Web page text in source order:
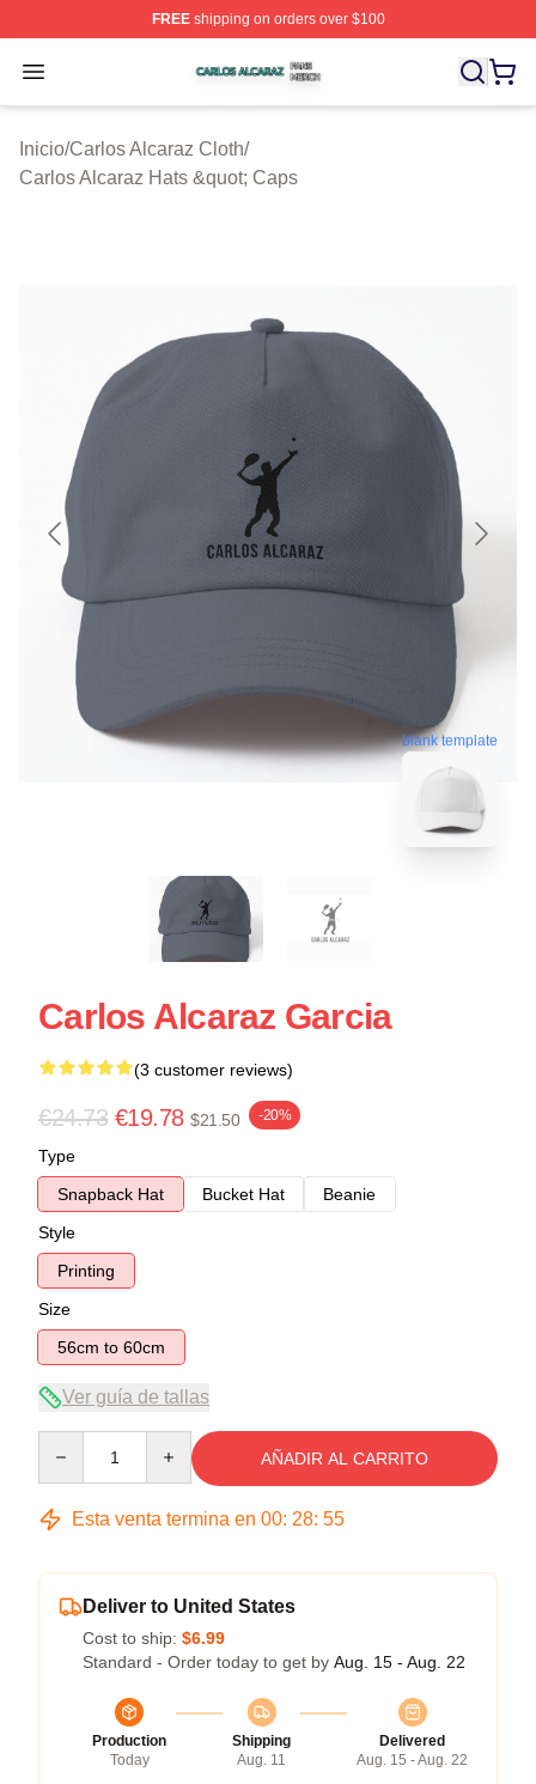
FREEshipping on orders over $100
Open menu
Carlos Alcaraz Shop ⚡️ Officially Licensed Carlos
Inicio/Carlos Alcaraz Cloth/
Carlos Alcaraz Hats &quot; Caps
blank template
Carlos Alcaraz Garcia
(3 customer reviews)
€24.73 €19.78 $21.50 -20%
Type
Snapback Hat
Bucket Hat
Beanie
Style
Printing
Size
56cm to 60cm
Ver guía de tallas
AÑADIR AL CARRITO
Esta venta termina en 00: 28: 54
Deliver to United States
Cost to ship: $6.99
Standard - Order today to get by Aug. 15 - Aug. 22
Production
Today
Shipping
Aug. 11
Delivered
Aug. 15 - Aug. 22